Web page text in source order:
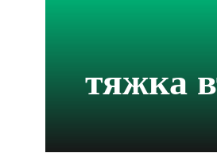
тяжка